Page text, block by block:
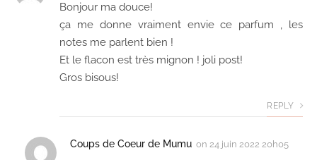
Bonjour ma douce!
ça me donne vraiment envie ce parfum , les
notes me parlent bien !
Et le flacon est très mignon ! joli post!
Gros bisous!
REPLY
Coups de Coeur de Mumu on 24 juin 2022 20h05